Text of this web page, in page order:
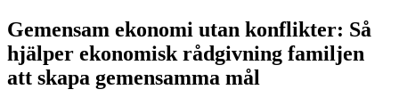
Gemensam ekonomi utan konflikter: Så
hjälper ekonomisk rådgivning familjen
att skapa gemensamma mål